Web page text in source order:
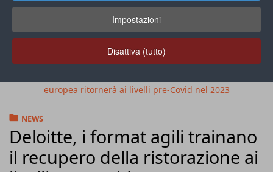
Impostazioni
Disattiva (tutto)
europea ritornerà ai livelli pre-Covid nel 2023
NEWS
Deloitte, i format agili trainano
il recupero della ristorazione ai